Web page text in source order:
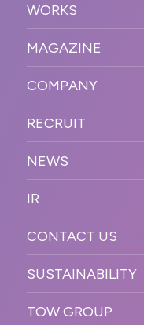
VISION
OUR DNA
STRONG POINT
BUSINESS DOMAIN
SOLUTION
WORKFLOW
WORKS
オンラインイベント
SNSプロモーション
プラットフォーム販
促
デジタル制作・映像
制作
PR
MAGAZINE
COMPANY
COMPANY
MESSAGE
OFFICER
ACCESS
ORGANIZATION
HISTORY
RECRUIT
新卒採用
キャリア採用
NEWS
IR
CONTACT US
SUSTAINABILITY
TOW GROUP